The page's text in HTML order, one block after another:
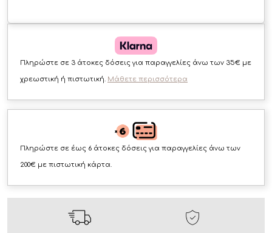
Πληρώστε σε 3 άτοκες δόσεις για παραγγελίες άνω των 35€ με
χρεωστική ή πιστωτική. Μάθετε περισσότερα
Πληρώστε σε έως 6 άτοκες δόσεις για παραγγελίες άνω των
200€ με πιστωτική κάρτα.